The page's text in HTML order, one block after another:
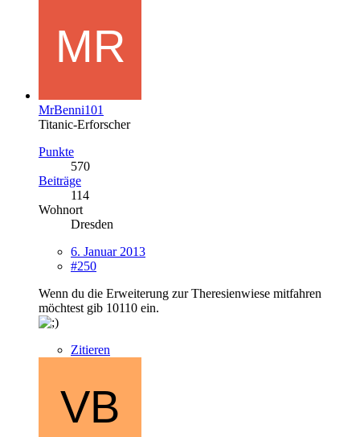
MrBenni101
Titanic-Erforscher
Punkte
570
Beiträge
114
Wohnort
Dresden
6. Januar 2013
#250
Wenn du die Erweiterung zur Theresienwiese mitfahren
möchtest gib 10110 ein.
Zitieren